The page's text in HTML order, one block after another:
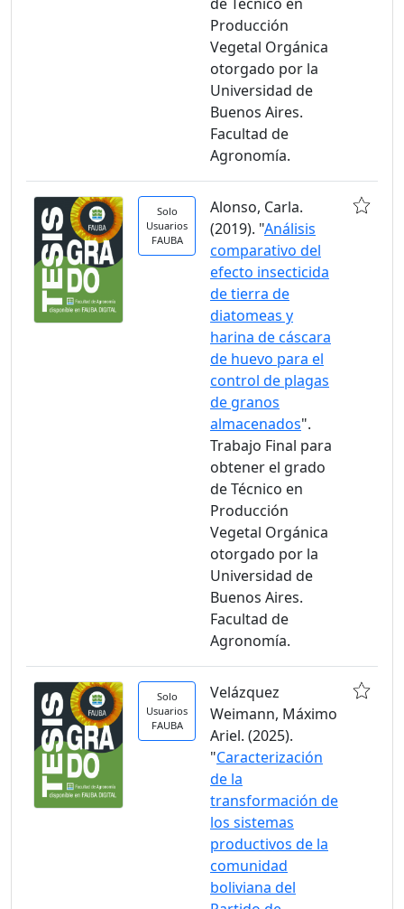
Producción
Vegetal Orgánica
otorgado por la
Universidad de
Buenos Aires.
Facultad de
Agronomía.
Solo
Usuarios
FAUBA
Alonso, Carla.
(2019). "Análisis
comparativo del
efecto insecticida
de tierra de
diatomeas y
harina de cáscara
de huevo para el
control de plagas
de granos
almacenados".
Trabajo Final para
obtener el grado
de Técnico en
Producción
Vegetal Orgánica
otorgado por la
Universidad de
Buenos Aires.
Facultad de
Agronomía.
Solo
Usuarios
FAUBA
Velázquez
Weimann, Máximo
Ariel. (2025).
"Caracterización
de la
transformación de
los sistemas
productivos de la
comunidad
boliviana del